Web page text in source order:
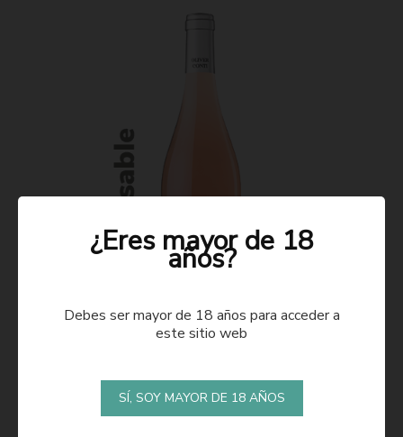
¿Eres mayor de 18
años?
Debes ser mayor de 18 años para acceder a
este sitio web
SÍ, SOY MAYOR DE 18 AÑOS